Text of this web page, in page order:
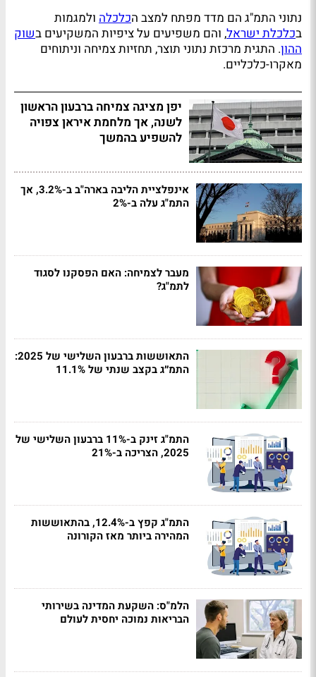
נתוני התמ"ג הם מדד מפתח למצב הכלכלה ולמגמות
בכלכלת ישראל, והם משפיעים על ציפיות המשקיעים בשוק
ההון. התגית מרכזת נתוני תוצר, תחזיות צמיחה וניתוחים
מאקרו-כלכליים.
יפן מציגה צמיחה ברבעון הראשון
לשנה, אך מלחמת איראן צפויה
להשפיע בהמשך
אינפלציית הליבה בארה"ב ב-3.2%, אך
התמ"ג עלה ב-2%
מעבר לצמיחה: האם הפסקנו לסגוד
לתמ"ג?
התאוששות ברבעון השלישי של 2025:
התמ״ג בקצב שנתי של 11.1%
התמ"ג זינק ב-11% ברבעון השלישי של
2025, הצריכה ב-21%
התמ"ג קפץ ב-12.4%, בהתאוששות
המהירה ביותר מאז הקורונה
הלמ"ס: השקעת המדינה בשירותי
הבריאות נמוכה יחסית לעולם